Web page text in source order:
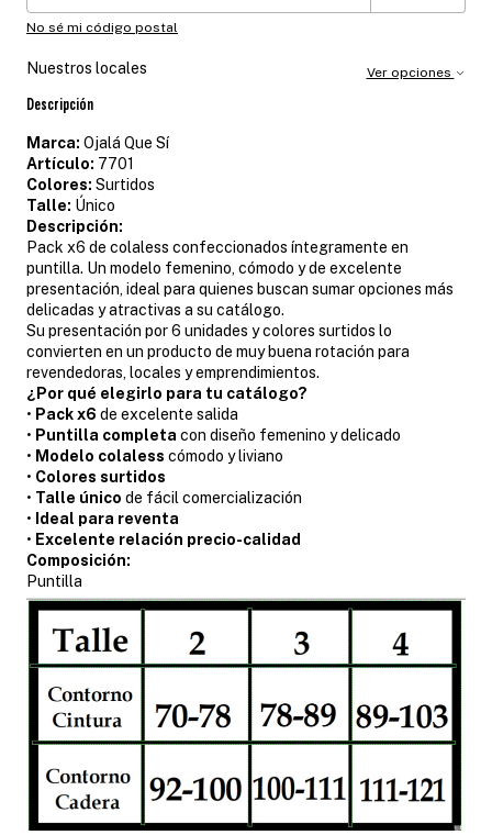
No sé mi código postal
Nuestros locales Ver opciones
Descripción
Marca: Ojalá Que Sí
Artículo: 7701
Colores: Surtidos
Talle: Único
Descripción:
Pack x6 de colaless confeccionados íntegramente en
puntilla. Un modelo femenino, cómodo y de excelente
presentación, ideal para quienes buscan sumar opciones más
delicadas y atractivas a su catálogo.
Su presentación por 6 unidades y colores surtidos lo
convierten en un producto de muy buena rotación para
revendedoras, locales y emprendimientos.
¿Por qué elegirlo para tu catálogo?
• Pack x6 de excelente salida
• Puntilla completa con diseño femenino y delicado
• Modelo colaless cómodo y liviano
• Colores surtidos
• Talle único de fácil comercialización
• Ideal para reventa
• Excelente relación precio-calidad
Composición:
Puntilla